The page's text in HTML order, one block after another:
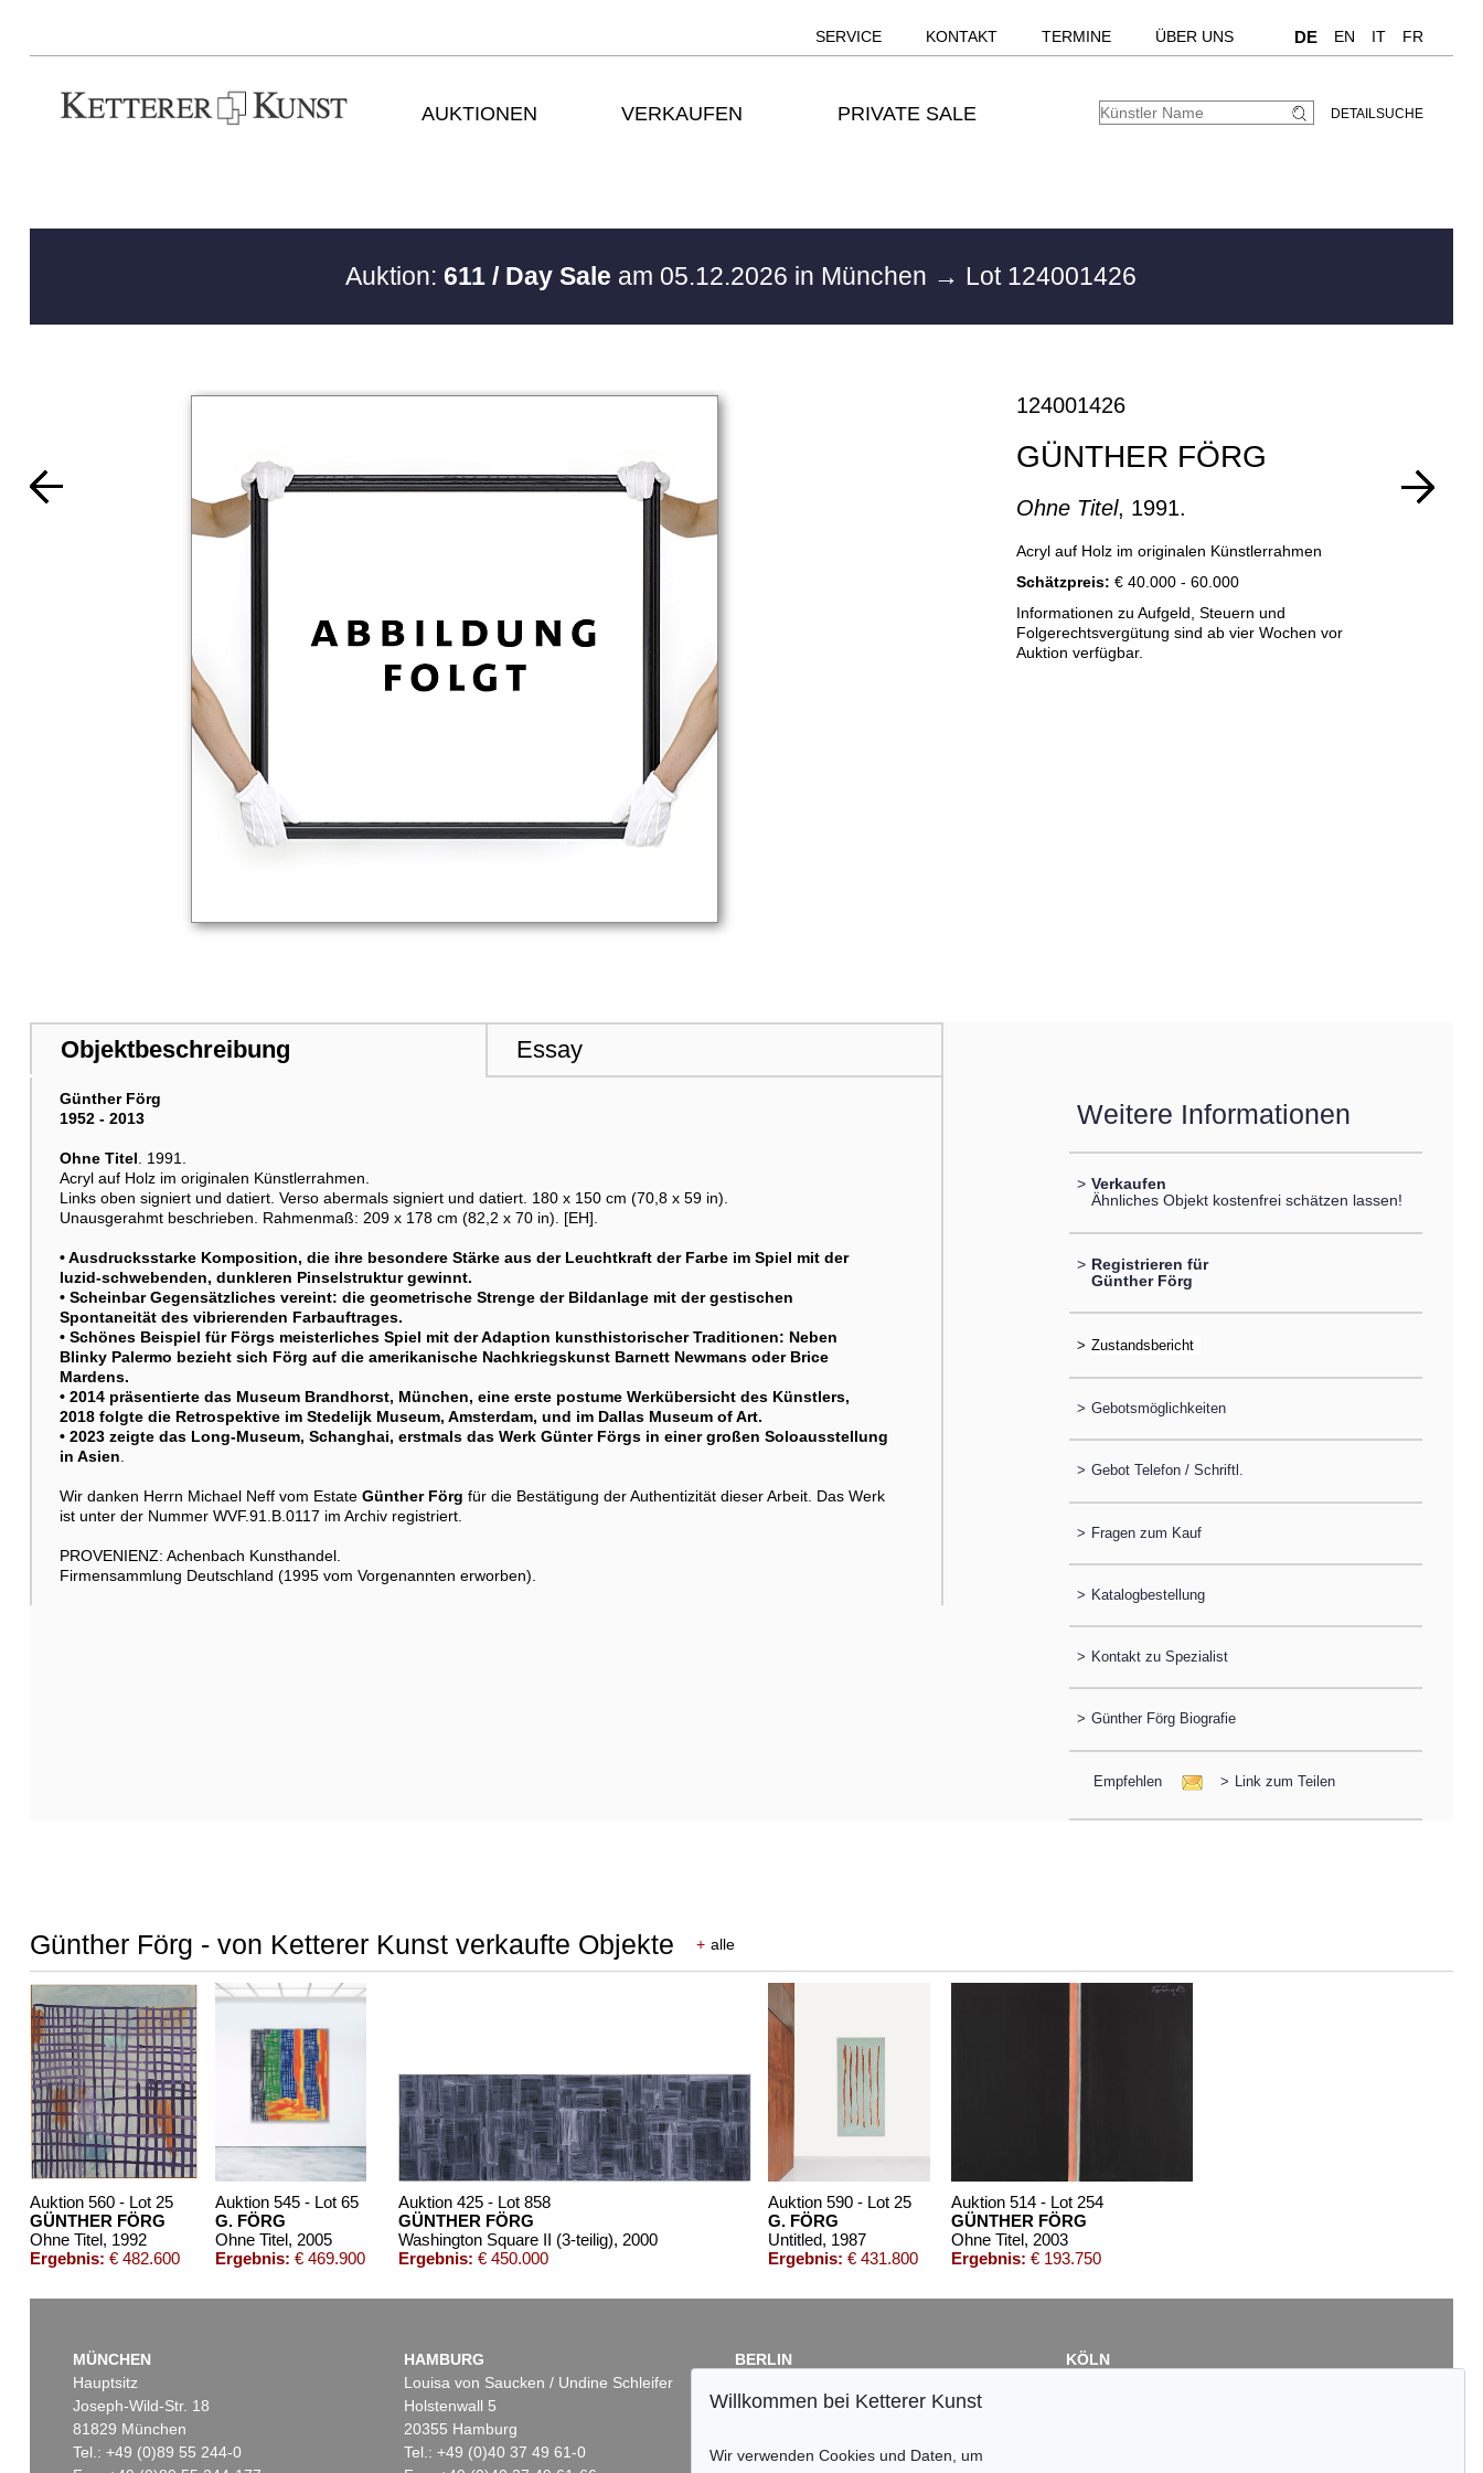
SERVICE KONTAKT TERMINE ÜBER UNS DE EN IT FR
AUKTIONEN VERKAUFEN PRIVATE SALE DETAILSUCHE
Auktion:611 / Day Sale am 05.12.2026 in München → Lot 124001426
124001426
GÜNTHER FÖRG
Ohne Titel, 1991.
Acryl auf Holz im originalen Künstlerrahmen
Schätzpreis: € 40.000 - 60.000
Informationen zu Aufgeld, Steuern und
Folgerechtsvergütung sind ab vier Wochen vor
Auktion verfügbar.
Objektbeschreibung Essay
Günther Förg
1952 - 2013
Ohne Titel . 1991.
Acryl auf Holz im originalen Künstlerrahmen.
Links oben signiert und datiert. Verso abermals signiert und datiert. 180 x 150 cm (70,8 x 59 in).
Unausgerahmt beschrieben. Rahmenmaß: 209 x 178 cm (82,2 x 70 in). [EH].
• Ausdrucksstarke Komposition, die ihre besondere Stärke aus der Leuchtkraft der Farbe im Spiel mit der
luzid-schwebenden, dunkleren Pinselstruktur gewinnt.
• Scheinbar Gegensätzliches vereint: die geometrische Strenge der Bildanlage mit der gestischen
Spontaneität des vibrierenden Farbauftrages.
• Schönes Beispiel für Förgs meisterliches Spiel mit der Adaption kunsthistorischer Traditionen: Neben
Blinky Palermo bezieht sich Förg auf die amerikanische Nachkriegskunst Barnett Newmans oder Brice
Mardens.
• 2014 präsentierte das Museum Brandhorst, München, eine erste postume Werkübersicht des Künstlers,
2018 folgte die Retrospektive im Stedelijk Museum, Amsterdam, und im Dallas Museum of Art.
• 2023 zeigte das Long-Museum, Schanghai, erstmals das Werk Günter Förgs in einer großen Soloausstellung
in Asien
Wir danken Herrn Michael Neff vom Estate Günther Förg für die Bestätigung der Authentizität dieser Arbeit. Das Werk
ist unter der Nummer WVF.91.B.0117 im Archiv registriert.
PROVENIENZ: Achenbach Kunsthandel.
Firmensammlung Deutschland (1995 vom Vorgenannten erworben).
Weitere Informationen
> Verkaufen
Ähnliches Objekt kostenfrei schätzen lassen!
> Registrieren für
Günther Förg
>
> Gebotsmöglichkeiten
> Gebot Telefon / Schriftl.
> Fragen zum Kauf
> Katalogbestellung
> Kontakt zu Spezialist
> Günther Förg Biografie
Empfehlen > Link zum Teilen
Günther Förg - von Ketterer Kunst verkaufte Objekte + alle
Auktion 560 - Lot 25
GÜNTHER FÖRG
Ohne Titel, 1992
Ergebnis: € 482.600
Auktion 545 - Lot 65
G. FÖRG
Ohne Titel, 2005
Ergebnis: € 469.900
Auktion 425 - Lot 858
GÜNTHER FÖRG
Washington Square II (3-teilig), 2000
Ergebnis: € 450.000
Auktion 590 - Lot 25
G. FÖRG
Untitled, 1987
Ergebnis: € 431.800
Auktion 514 - Lot 254
GÜNTHER FÖRG
Ohne Titel, 2003
Ergebnis: € 193.750
MÜNCHEN
Hauptsitz
Joseph-Wild-Str. 18
81829 München
Tel.: +49 (0)89 55 244-0
HAMBURG
Louisa von Saucken / Undine Schleifer
Holstenwall 5
20355 Hamburg
Tel.: +49 (0)40 37 49 61-0
BERLIN
Fasanenstr. 70
Tel.: +49 (0)30 88 67 53-63
KÖLN
Willkommen bei Ketterer Kunst
Wir verwenden Cookies und Daten, um